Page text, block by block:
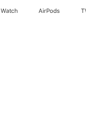
Watch AirPods